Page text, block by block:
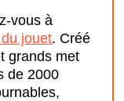
vous à
jouet. Créé
grands met
de 2000